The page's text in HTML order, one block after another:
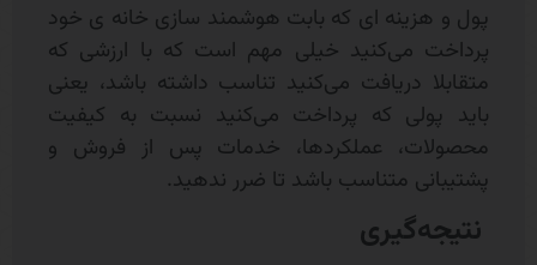
پول و هزینه ای که بابت هوشمند سازی خانه ی خود
پرداخت می‌کنید خیلی مهم است که با ارزشی که
متقابلا دریافت می‌کنید تناسب داشته باشد، یعنی
باید پولی که پرداخت می‌کنید نسبت به کیفیت
محصولات، عملکردها، خدمات پس از فروش و
پشتیبانی متناسب باشد تا ضرر ندهید.
نتیجه‌گیری